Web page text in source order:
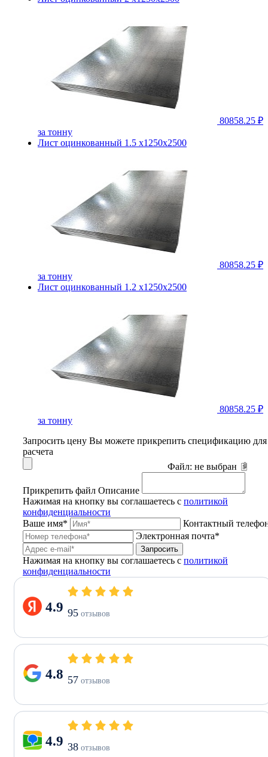
80858.25 ₽
за тонну
Лист оцинкованный 1.5 х1250х2500
80858.25 ₽
за тонну
Лист оцинкованный 1.2 х1250х2500
80858.25 ₽
за тонну
Запросить цену Вы можете прикрепить спецификацию для
расчета
Файл: не выбран
Прикрепить файл Описание
Нажимая на кнопку вы соглашаетесь с политикой
конфиденциальности
Ваше имя*
Контактный
Электронная почта*
Запросить
Нажимая на кнопку вы соглашаетесь с политикой
конфиденциальности
4.9 95 отзывов
4.8 57 отзывов
4.9 38 отзывов